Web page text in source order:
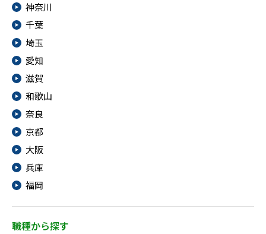
神奈川
千葉
埼玉
愛知
滋賀
和歌山
奈良
京都
大阪
兵庫
福岡
職種から探す